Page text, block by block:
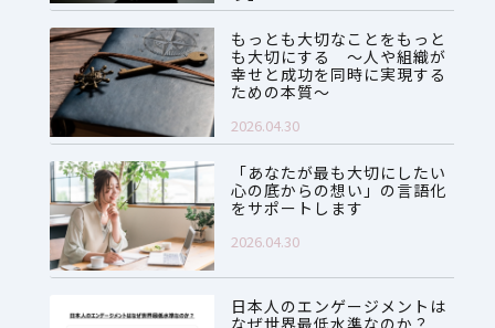
もっとも大切なことをもっと
も大切にする ～人や組織が
幸せと成功を同時に実現する
ための本質～
2026.04.30
「あなたが最も大切にしたい
心の底からの想い」の言語化
をサポートします
2026.04.30
日本人のエンゲージメントは
なぜ世界最低水準なのか？